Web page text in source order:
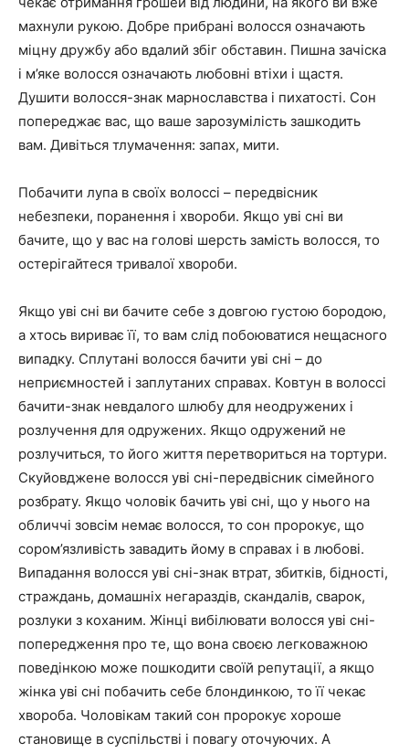
махнули рукою. Добре прибрані волосся означають
міцну дружбу або вдалий збіг обставин. Пишна зачіска
і м’яке волосся означають любовні втіхи і щастя.
Душити волосся-знак марнославства і пихатості. Сон
попереджає вас, що ваше зарозумілість зашкодить
вам. Дивіться тлумачення: запах, мити.
Побачити лупа в своїх волоссі – передвісник
небезпеки, поранення і хвороби. Якщо уві сні ви
бачите, що у вас на голові шерсть замість волосся, то
остерігайтеся тривалої хвороби.
Якщо уві сні ви бачите себе з довгою густою бородою,
а хтось вириває її, то вам слід побоюватися нещасного
випадку. Сплутані волосся бачити уві сні – до
неприємностей і заплутаних справах. Ковтун в волоссі
бачити-знак невдалого шлюбу для неодружених і
розлучення для одружених. Якщо одружений не
розлучиться, то його життя перетвориться на тортури.
Скуйовджене волосся уві сні-передвісник сімейного
розбрату. Якщо чоловік бачить уві сні, що у нього на
обличчі зовсім немає волосся, то сон пророкує, що
сором’язливість завадить йому в справах і в любові.
Випадання волосся уві сні-знак втрат, збитків, бідності,
страждань, домашніх негараздів, скандалів, сварок,
розлуки з коханим. Жінці вибілювати волосся уві сні-
попередження про те, що вона своєю легковажною
поведінкою може пошкодити своїй репутації, а якщо
жінка уві сні побачить себе блондинкою, то її чекає
хвороба. Чоловікам такий сон пророкує хороше
становище в суспільстві і повагу оточуючих. А